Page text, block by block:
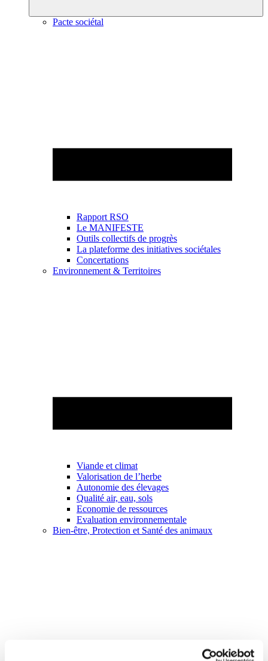
Pacte sociétal
Rapport RSO
Le MANIFESTE
Outils collectifs de progrès
La plateforme des initiatives sociétales
Concertations
Environnement & Territoires
Viande et climat
Valorisation de l’herbe
Autonomie des élevages
Qualité air, eau, sols
Economie de ressources
Evaluation environnementale
Bien-être, Protection et Santé des animaux